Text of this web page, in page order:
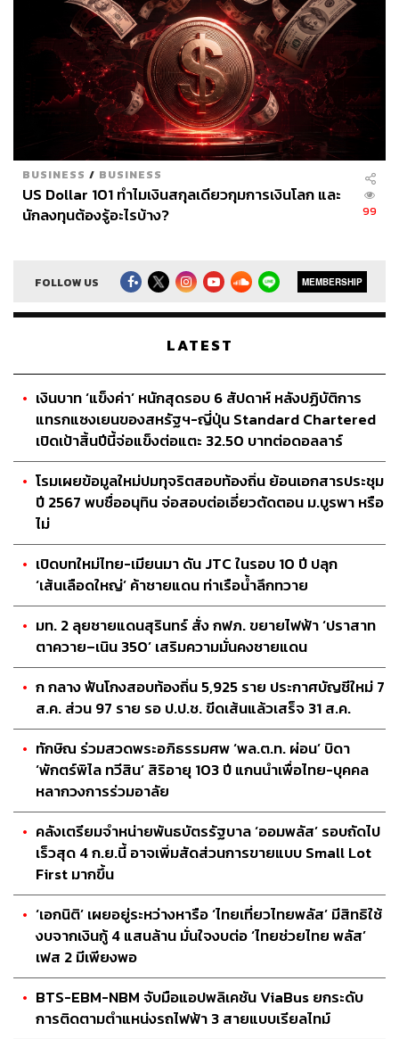
BUSINESS / BUSINESS
US Dollar 101 ทำไมเงินสกุลเดียวกุมการเงินโลก และ
นักลงทุนต้องรู้อะไรบ้าง?
99
FOLLOW US MEMBERSHIP
LATEST
เงินบาท ‘แข็งค่า’ หนักสุดรอบ 6 สัปดาห์ หลังปฏิบัติการ
แทรกแซงเยนของสหรัฐฯ-ญี่ปุ่น Standard Chartered
เปิดเป้าสิ้นปีนี้จ่อแข็งต่อแตะ 32.50 บาทต่อดอลลาร์
โรมเผยข้อมูลใหม่ปมทุจริตสอบท้องถิ่น ย้อนเอกสารประชุม
ปี 2567 พบชื่ออนุทิน จ่อสอบต่อเอี่ยวตัดตอน ม.บูรพา หรือ
ไม่
เปิดบทใหม่ไทย-เมียนมา ดัน JTC ในรอบ 10 ปี ปลุก
‘เส้นเลือดใหญ่’ ค้าชายแดน ท่าเรือน้ำลึกทวาย
มท. 2 ลุยชายแดนสุรินทร์ สั่ง กฟภ. ขยายไฟฟ้า ‘ปราสาท
ตาควาย–เนิน 350’ เสริมความมั่นคงชายแดน
ก กลาง ฟันโกงสอบท้องถิ่น 5,925 ราย ประกาศบัญชีใหม่ 7
ส.ค. ส่วน 97 ราย รอ ป.ป.ช. ขีดเส้นแล้วเสร็จ 31 ส.ค.
ทักษิณ ร่วมสวดพระอภิธรรมศพ ‘พล.ต.ท. ผ่อน’ บิดา
‘พักตร์พิไล ทวีสิน’ สิริอายุ 103 ปี แกนนำเพื่อไทย-บุคคล
หลากวงการร่วมอาลัย
คลังเตรียมจำหน่ายพันธบัตรรัฐบาล ‘ออมพลัส’ รอบถัดไป
เร็วสุด 4 ก.ย.นี้ อาจเพิ่มสัดส่วนการขายแบบ Small Lot
First มากขึ้น
‘เอกนิติ’ เผยอยู่ระหว่างหารือ ‘ไทยเที่ยวไทยพลัส’ มีสิทธิใช้
งบจากเงินกู้ 4 แสนล้าน มั่นใจงบต่อ ‘ไทยช่วยไทย พลัส’
เฟส 2 มีเพียงพอ
BTS-EBM-NBM จับมือแอปพลิเคชัน ViaBus ยกระดับ
การติดตามตำแหน่งรถไฟฟ้า 3 สายแบบเรียลไทม์